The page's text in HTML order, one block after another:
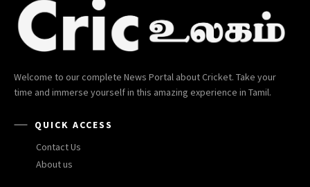
Welcome to our complete News Portal about Cricket. Take your
time and immerse yourself in this amazing experience in Tamil.
QUICK ACCESS
Contact Us
About us